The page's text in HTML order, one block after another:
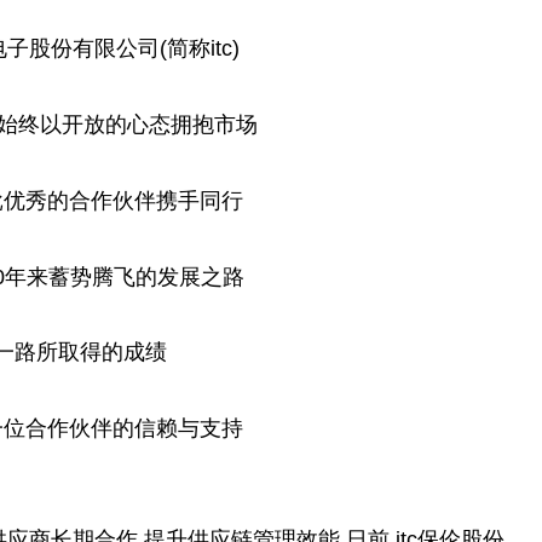
子股份有限公司(简称itc)
终以开放的心态拥抱市场
秀的合作伙伴携手同行
来蓄势腾飞的发展之路
路所取得的成绩
合作伙伴的信赖与支持